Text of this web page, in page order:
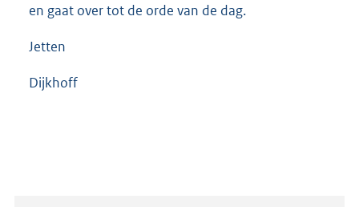
en gaat over tot de orde van de dag.
Jetten
Dijkhoff